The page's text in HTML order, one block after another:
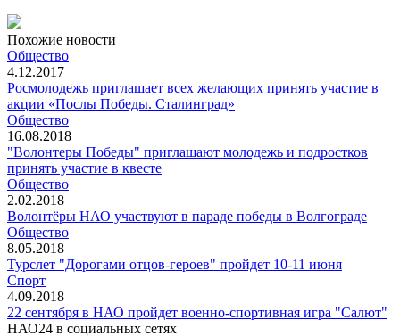
Похожие новости
Общество
4.12.2017
Росмолодежь приглашает всех желающих принять участие в
акции «Послы Победы. Сталинград»
Общество
16.08.2018
"Волонтеры Победы" приглашают молодежь и подростков
принять участие в квесте
Общество
2.02.2018
Волонтёры НАО участвуют в параде победы в Волгограде
Общество
8.05.2018
Турслет "Дорогами отцов-героев" пройдет 10-11 июня
Спорт
4.09.2018
22 сентября в НАО пройдет военно-спортивная игра "Салют"
НАО24 в социальных сетях